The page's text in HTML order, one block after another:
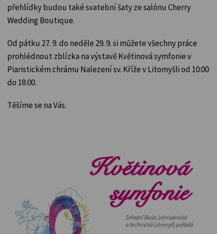
přehlídky budou také svatební šaty ze salónu Cherry
Wedding Boutique.
Od pátku 27. 9. do neděle 29. 9. si můžete všechny práce
prohlédnout zblízka na výstavě Květinová symfonie v
Piaristickém chrámu Nalezení sv. Kříže v Litomyšli od 10:00
do 18:00.
Těšíme se na Vás.